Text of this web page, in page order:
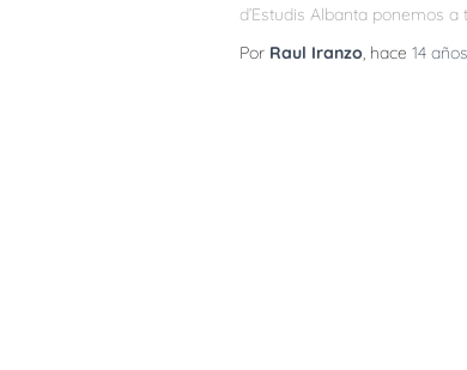
d’Estudis Albanta ponemos a
Por Raul Iranzo, hace 14 años